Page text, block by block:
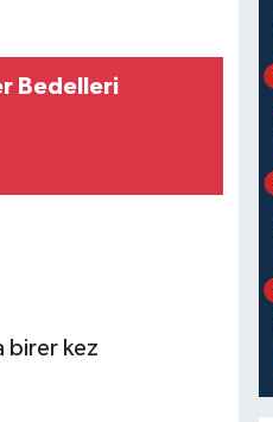
Bedelleri
birer kez